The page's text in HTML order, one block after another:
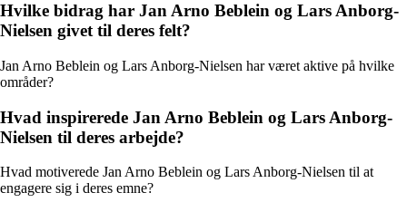
Hvilke bidrag har Jan Arno Beblein og Lars Anborg-
Nielsen givet til deres felt?
Jan Arno Beblein og Lars Anborg-Nielsen har været aktive på hvilke
områder?
Hvad inspirerede Jan Arno Beblein og Lars Anborg-
Nielsen til deres arbejde?
Hvad motiverede Jan Arno Beblein og Lars Anborg-Nielsen til at
engagere sig i deres emne?